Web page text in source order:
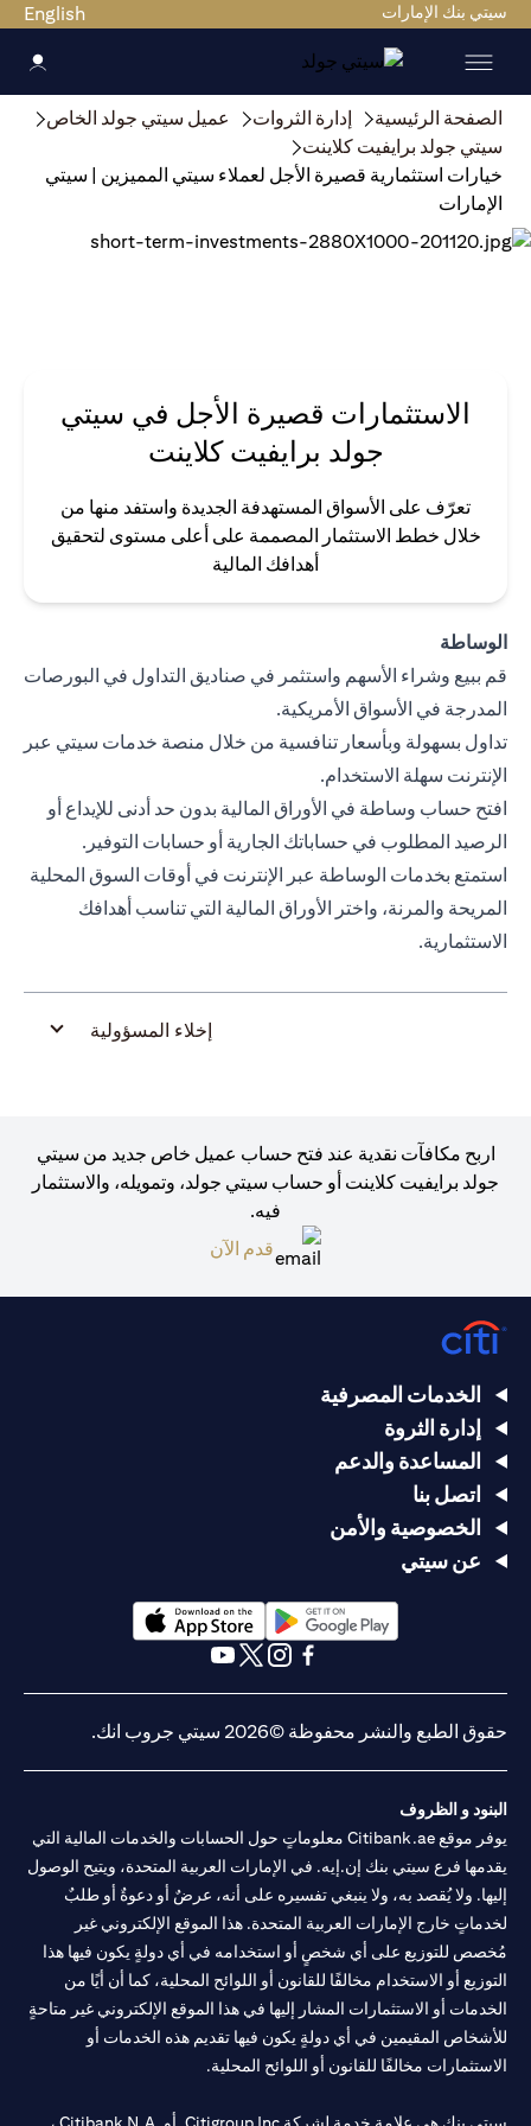
سيتي بنك الإمارات English
الصفحة الرئيسية إدارة الثروات
عميل سيتي جولد الخاص
سيتي جولد برايفيت كلاينت
خيارات استثمارية قصيرة الأجل لعملاء سيتي المميزين | سيتي
الإمارات
الاستثمارات قصيرة الأجل في سيتي
جولد برايفيت كلاينت
تعرّف على الأسواق المستهدفة الجديدة واستفد منها من
خلال خطط الاستثمار المصممة على أعلى مستوى لتحقيق
أهدافك المالية
الوساطة
قم ببيع وشراء الأسهم واستثمر في صناديق التداول في البورصات
المدرجة في الأسواق الأمريكية.
تداول بسهولة وبأسعار تنافسية من خلال منصة خدمات سيتي عبر
الإنترنت سهلة الاستخدام.
افتح حساب وساطة في الأوراق المالية بدون حد أدنى للإيداع أو
الرصيد المطلوب في حساباتك الجارية أو حسابات التوفير.
استمتع بخدمات الوساطة عبر الإنترنت في أوقات السوق المحلية
المريحة والمرنة، واختر الأوراق المالية التي تناسب أهدافك
الاستثمارية.
إخلاء المسؤولية
اربح مكافآت نقدية عند فتح حساب عميل خاص جديد من سيتي
جولد برايفيت كلاينت أو حساب سيتي جولد، وتمويله، والاستثمار
فيه.
قدم الآن
الخدمات المصرفية
إدارة الثروة
المساعدة والدعم
اتصل بنا
الخصوصية والأمن
عن سيتي
(opens in a new tab)
حقوق الطبع والنشر محفوظة ©2026 سيتي جروب انك.
البنود و الظروف
يوفر موقع Citibank.ae معلوماتٍ حول الحسابات والخدمات المالية التي
يقدمها فرع سيتي بنك إن.إيه. في الإمارات العربية المتحدة، ويتيح الوصول
إليها. ولا يُقصد به، ولا ينبغي تفسيره على أنه، عرضٌ أو دعوةٌ أو طلبٌ
لخدماتٍ خارج الإمارات العربية المتحدة. هذا الموقع الإلكتروني غير
مُخصص للتوزيع على أي شخصٍ أو استخدامه في أي دولةٍ يكون فيها هذا
التوزيع أو الاستخدام مخالفًا للقانون أو اللوائح المحلية، كما أن أيًا من
الخدمات أو الاستثمارات المشار إليها في هذا الموقع الإلكتروني غير متاحةٍ
للأشخاص المقيمين في أي دولةٍ يكون فيها تقديم هذه الخدمات أو
الاستثمارات مخالفًا للقانون أو اللوائح المحلية.